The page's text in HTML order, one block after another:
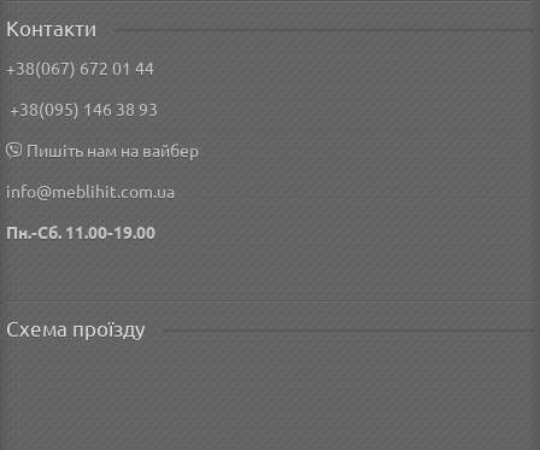
Контакти
+38(067) 672 01 44
+38(095) 146 38 93
Пишіть нам на вайбер
info@meblihit.com.ua
Пн.-Сб. 11.00-19.00
Схема проїзду